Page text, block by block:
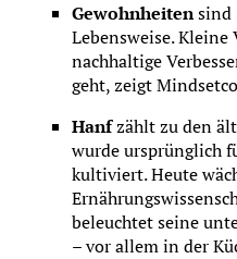
Gewohnheiten sind
Lebensweise.
nachhaltige
geht, zeigt
Hanf zählt zu den
wurde ursprünglich
kultiviert. Heute
beleuchtet seine
– vor allem in der